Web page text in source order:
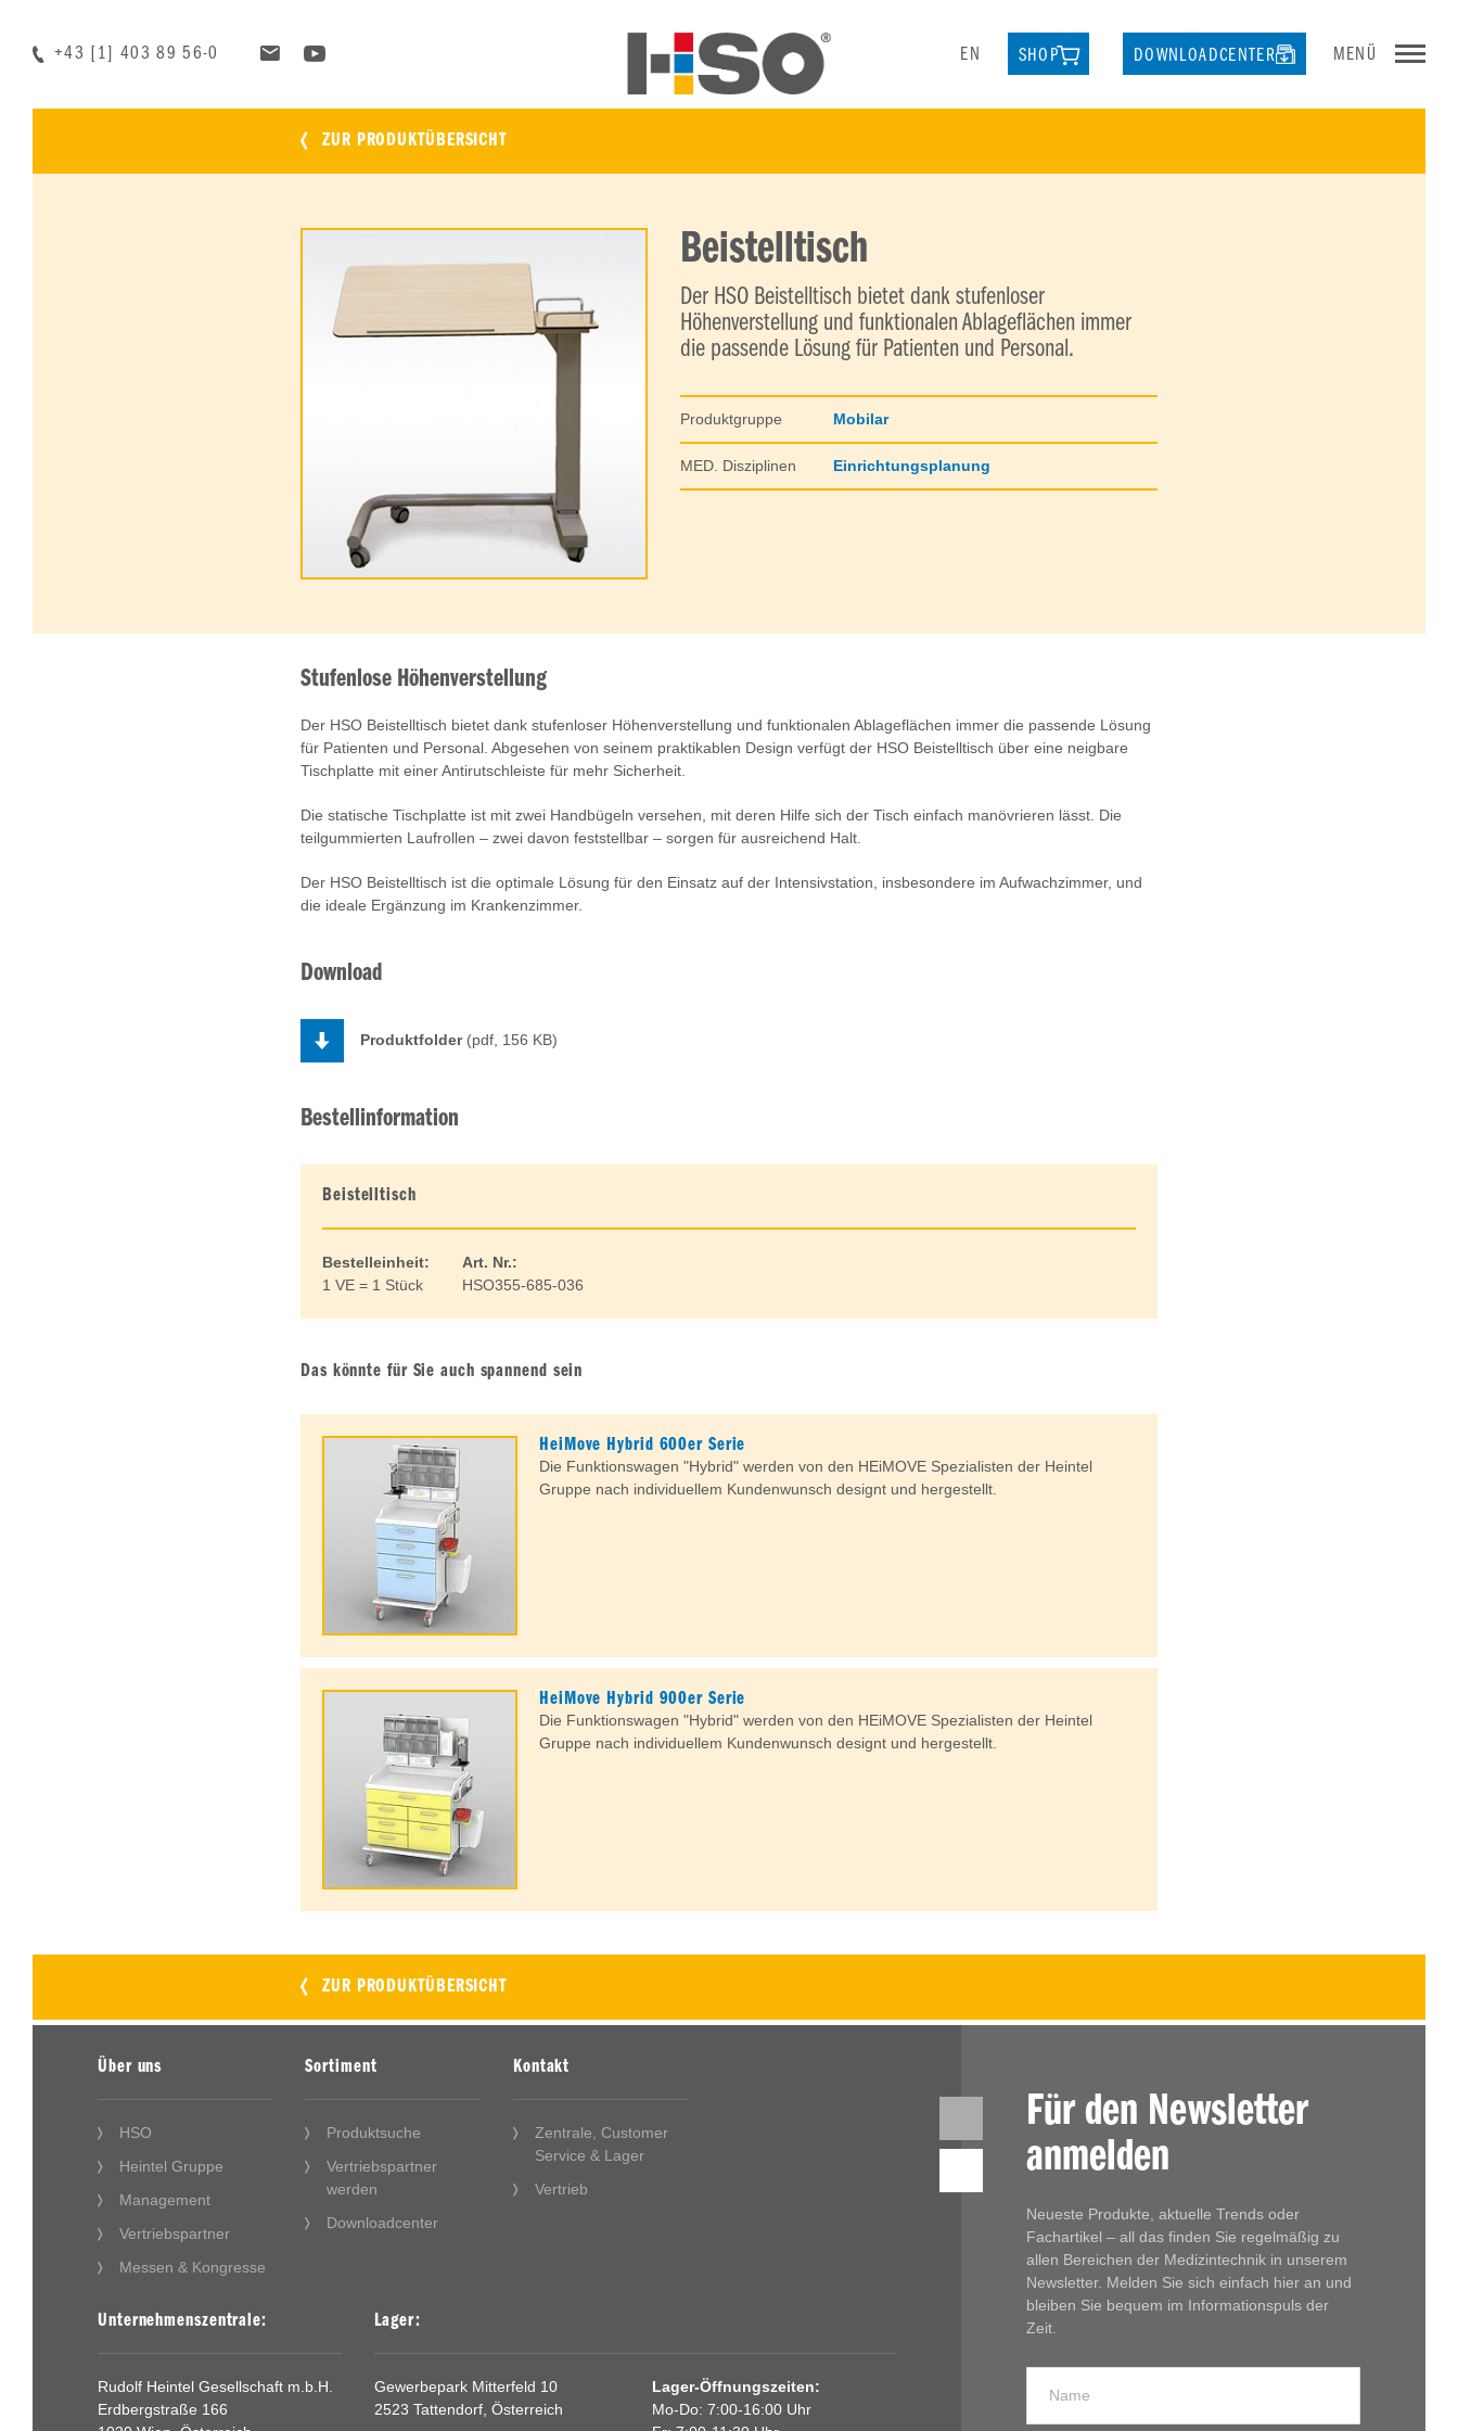
+43 [1] 403 89 56-0 EN DOWNLOADCENTER
SHOP MENÜ
ZUR PRODUKTÜBERSICHT
Beistelltisch
Der HSO Beistelltisch bietet dank stufenloser
Höhenverstellung und funktionalen Ablageflächen immer
die passende Lösung für Patienten und Personal.
Produktgruppe Mobilar
MED. Disziplinen Einrichtungsplanung
Stufenlose Höhenverstellung
Der HSO Beistelltisch bietet dank stufenloser Höhenverstellung und funktionalen Ablageflächen immer die passende Lösung
für Patienten und Personal. Abgesehen von seinem praktikablen Design verfügt der HSO Beistelltisch über eine neigbare
Tischplatte mit einer Antirutschleiste für mehr Sicherheit.
Die statische Tischplatte ist mit zwei Handbügeln versehen, mit deren Hilfe sich der Tisch einfach manövrieren lässt. Die
teilgummierten Laufrollen – zwei davon feststellbar – sorgen für ausreichend Halt.
Der HSO Beistelltisch ist die optimale Lösung für den Einsatz auf der Intensivstation, insbesondere im Aufwachzimmer, und
die ideale Ergänzung im Krankenzimmer.
Download
Produktfolder(pdf, 156 KB)
Bestellinformation
Beistelltisch
Bestelleinheit:
Art. Nr.:
1 VE = 1 Stück
HSO355-685-036
Das könnte für Sie auch spannend sein
HeiMove Hybrid 600er Serie
Die Funktionswagen "Hybrid" werden von den HEiMOVE Spezialisten der Heintel
Gruppe nach individuellem Kundenwunsch designt und hergestellt.
HeiMove Hybrid 900er Serie
Die Funktionswagen "Hybrid" werden von den HEiMOVE Spezialisten der Heintel
Gruppe nach individuellem Kundenwunsch designt und hergestellt.
ZUR PRODUKTÜBERSICHT
Über uns
HSO
Heintel Gruppe
Management
Vertriebspartner
Messen & Kongresse
Sortiment
Produktsuche
Vertriebspartner
werden
Downloadcenter
Kontakt
Zentrale, Customer
Service & Lager
Vertrieb
Unternehmenszentrale:
Rudolf Heintel Gesellschaft m.b.H.
Erdbergstraße 166
Lager:
Gewerbepark Mitterfeld 10
2523 Tattendorf, Österreich
Lager-Öffnungszeiten:
Mo-Do: 7:00-16:00 Uhr
Für den Newsletter
anmelden
Neueste Produkte, aktuelle Trends oder
Fachartikel – all das finden Sie regelmäßig zu
allen Bereichen der Medizintechnik in unserem
Newsletter. Melden Sie sich einfach hier an und
bleiben Sie bequem im Informationspuls der
Zeit.